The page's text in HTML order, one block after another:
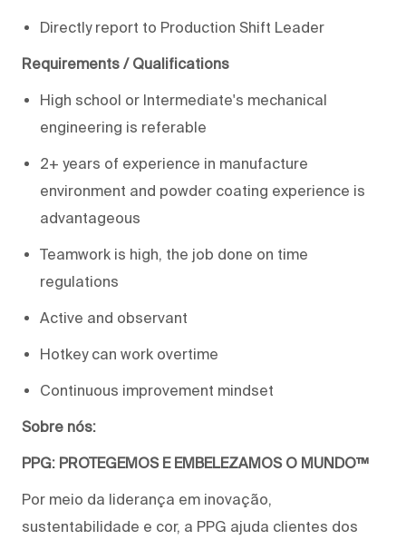
Directly report to Production Shift Leader
Requirements / Qualifications
High school or Intermediate's mechanical
engineering is referable
2+ years of experience in manufacture
environment and powder coating experience is
advantageous
Teamwork is high, the job done on time
regulations
Active and observant
Hotkey can work overtime
Continuous improvement mindset
Sobre nós:
PPG: PROTEGEMOS E EMBELEZAMOS O MUNDO™
Por meio da liderança em inovação,
sustentabilidade e cor, a PPG ajuda clientes dos